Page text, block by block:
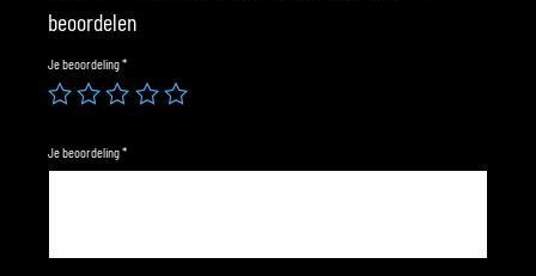
beoordelen
Je beoordeling*
Je beoordeling*